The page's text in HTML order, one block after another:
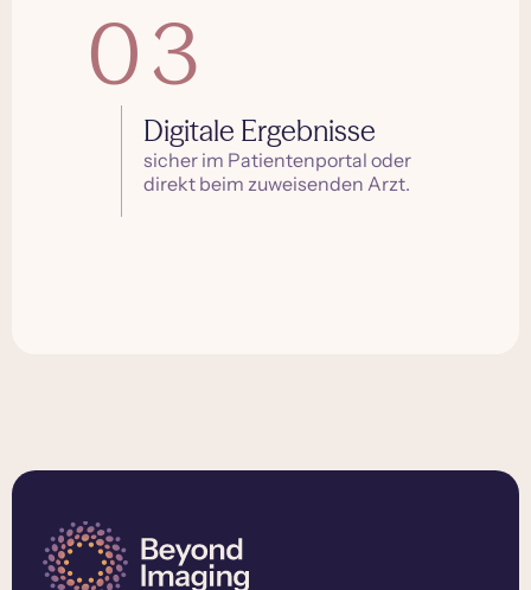
03
Digitale Ergebnisse
sicher im Patientenportal oder
direkt beim zuweisenden Arzt.